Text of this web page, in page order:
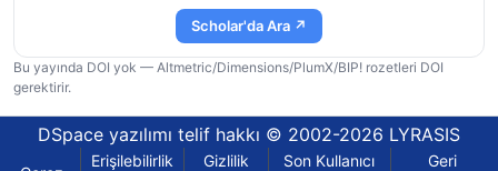
Scholar'da Ara ↗
Bu yayında DOI yok — Altmetric/Dimensions/PlumX/BIP! rozetleri DOI
gerektirir.
DSpace yazılımı telif hakkı © 2002-2026 LYRASIS
Erişilebilirlik Gizlilik Son Kullanıcı Geri